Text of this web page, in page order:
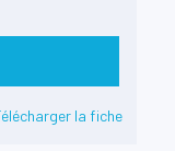
la fiche